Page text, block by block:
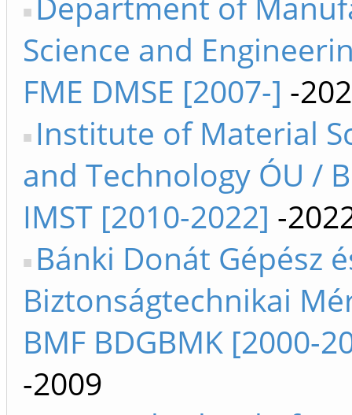
Science and
FME DMSE [2007-] -
Institute of Material
and Technology ÓU /
IMST [2010-2022] -
Bánki Donát Gépész
Biztonságtechnikai
BMF BDGBMK [2000-
-2009